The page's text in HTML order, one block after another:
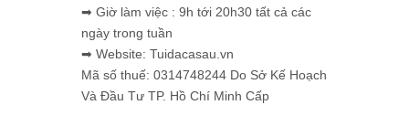
➡ Giờ làm việc : 9h tới 20h30 tất cả các
ngày trong tuần
➡ Website: Tuidacasau.vn
Mã số thuế: 0314748244 Do Sở Kế Hoạch
Và Đầu Tư TP. Hồ Chí Minh Cấp